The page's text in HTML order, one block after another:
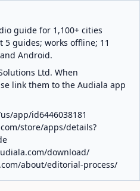
guide for 1,100+ cities
5 guides; works offline; 11
Android.
Ltd. When
link them to the Audiala app
app/id6446038181
store/apps/details?
download/
about/editorial-process/